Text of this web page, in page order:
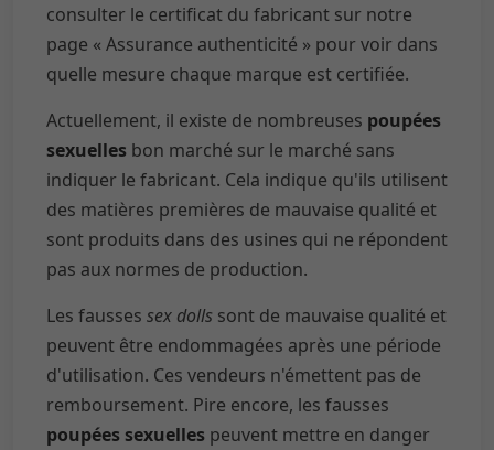
consulter le certificat du fabricant sur notre
page « Assurance authenticité » pour voir dans
quelle mesure chaque marque est certifiée.
Actuellement, il existe de nombreuses poupées
sexuelles bon marché sur le marché sans
indiquer le fabricant. Cela indique qu'ils utilisent
des matières premières de mauvaise qualité et
sont produits dans des usines qui ne répondent
pas aux normes de production.
Les fausses sex dolls sont de mauvaise qualité et
peuvent être endommagées après une période
d'utilisation. Ces vendeurs n'émettent pas de
remboursement. Pire encore, les fausses
poupées sexuelles peuvent mettre en danger